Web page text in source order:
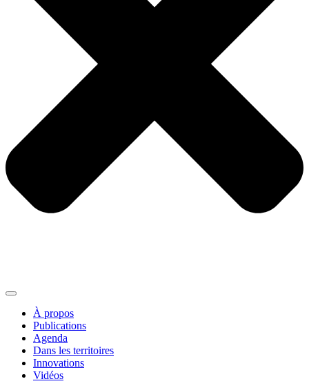
À propos
Publications
Agenda
Dans les territoires
Innovations
Vidéos